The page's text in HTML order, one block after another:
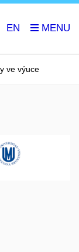
EN
ve výuce